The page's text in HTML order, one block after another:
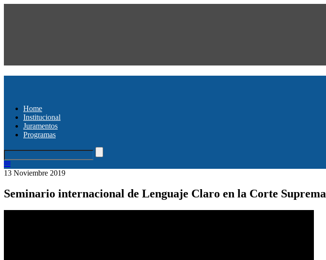
Home
Institucional
Juramentos
Programas
13 Noviembre 2019
Seminario internacional de Lenguaje Claro en la Corte Suprema